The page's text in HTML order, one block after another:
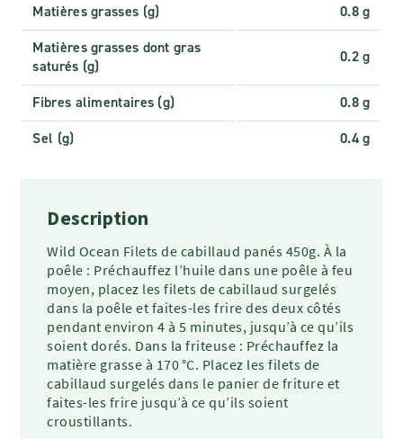
Matières grasses (g)
0.8 g
Matières grasses dont gras
saturés (g)
0.2 g
Fibres alimentaires (g)
0.8 g
Sel (g)
0.4 g
Description
Wild Ocean Filets de cabillaud panés 450g. À la
poêle : Préchauffez l’huile dans une poêle à feu
moyen, placez les filets de cabillaud surgelés
dans la poêle et faites-les frire des deux côtés
pendant environ 4 à 5 minutes, jusqu’à ce qu’ils
soient dorés. Dans la friteuse : Préchauffez la
matière grasse à 170 °C. Placez les filets de
cabillaud surgelés dans le panier de friture et
faites-les frire jusqu’à ce qu’ils soient
croustillants.